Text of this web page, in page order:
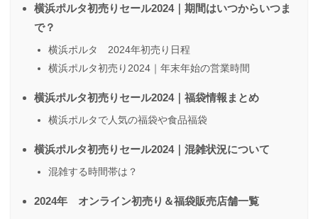
横浜ポルタ初売りセール2024｜期間はいつからいつま
で？
横浜ポルタ 2024年初売り日程
横浜ポルタ初売り2024｜年末年始の営業時間
横浜ポルタ初売りセール2024｜福袋情報まとめ
横浜ポルタで人気の福袋や食品福袋
横浜ポルタ初売りセール2024｜混雑状況について
混雑する時間帯は？
2024年 オンライン初売り＆福袋販売店舗一覧